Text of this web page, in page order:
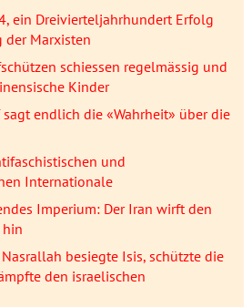
ein Dreivierteljahrhundert Erfolg
der Marxisten
schiessen regelmässig und
Kinder
sagt endlich die «Wahrheit» über die
und
Internationale
Imperium: Der Iran wirft den
hin
besiegte Isis, schützte die
den israelischen